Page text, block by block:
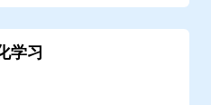
学习